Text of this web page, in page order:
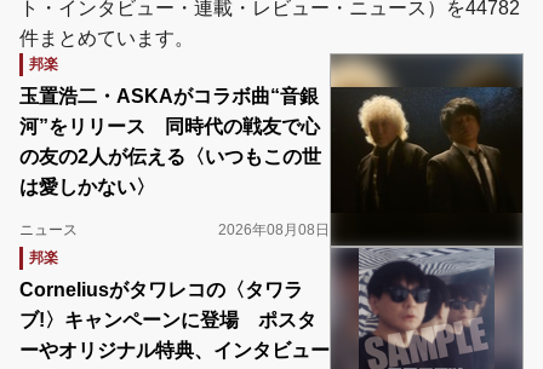
ト・インタビュー・連載・レビュー・ニュース）を44782
件まとめています。
邦楽
玉置浩二・ASKAがコラボ曲“音銀
河”をリリース 同時代の戦友で心
の友の2人が伝える〈いつもこの世
は愛しかない〉
ニュース
2026年08月08日
邦楽
Corneliusがタワレコの〈タワラ
ブ!〉キャンペーンに登場 ポスタ
ーやオリジナル特典、インタビュー